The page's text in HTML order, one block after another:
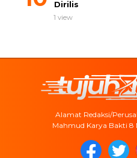
Dirilis
1 view
Alamat Redaksi/
Mahmud Karya Bakti 8